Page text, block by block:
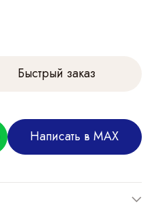
Быстрый заказ
Написать в MAX